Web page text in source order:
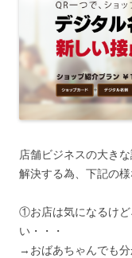
店舗ビジネスの大き
解決する為、下記の
①お店は気になるけど
い・・・
→おばあちゃんでも分